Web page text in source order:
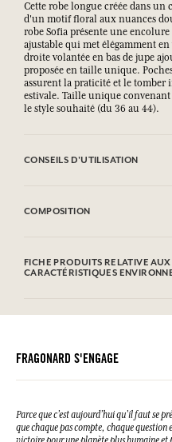
Cette robe longue créée dans
d'un motif floral aux nuances
robe Sofia présente une
ajustable qui met élégamment
droite volantée en bas de jupe
proposée en taille unique.
assurent la praticité et le tomber
estivale. Taille unique
le style souhaité (du 36 au 44).
CONSEILS D'UTILISATION
COMPOSITION
FICHE PRODUITS RELATIVE
CARACTÉRISTIQUES
FRAGONARD S'ENGAGE
Parce que c’est aujourd’hui qu’il faut se
que chaque pas compte, chaque question